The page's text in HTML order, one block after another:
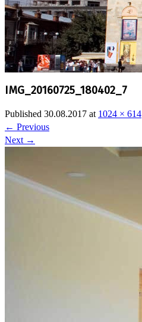
IMG_20160725_180402_7
Published 30.08.2017 at 1024 × 614
← Previous
Next →